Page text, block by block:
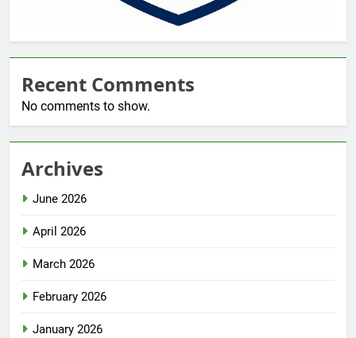
Recent Comments
No comments to show.
Archives
June 2026
April 2026
March 2026
February 2026
January 2026